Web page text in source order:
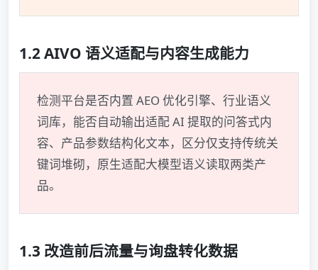
1.2 AIVO 语义适配与内容生成能力
检测平台是否内置 AEO 优化引擎、行业语义
词库，能否自动输出适配 AI 提取的问答式内
容、产品参数结构化文本，区分仅支持传统关
键词堆砌，原生适配大模型语义读取两类产
品。
1.3 改造前后流量与询盘转化数据